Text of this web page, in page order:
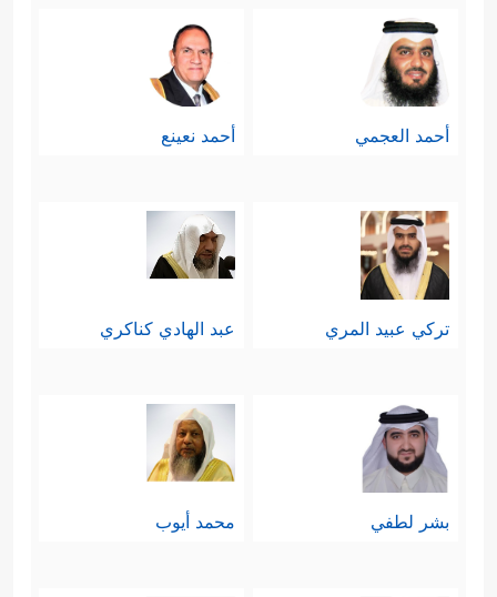
أحمد العجمي أحمد نعينع
تركي عبيد المري عبد الهادي كناكري
بشر لطفي محمد أيوب